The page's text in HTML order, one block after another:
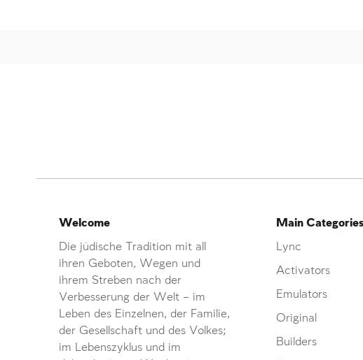
Main Categories
Lync
Activators
Emulators
Original
Builders
Welcome
Die jüdische Tradition mit all
ihren Geboten, Wegen und
ihrem Streben nach der
Verbesserung der Welt – im
Leben des Einzelnen, der Familie,
der Gesellschaft und des Volkes;
im Lebenszyklus und im